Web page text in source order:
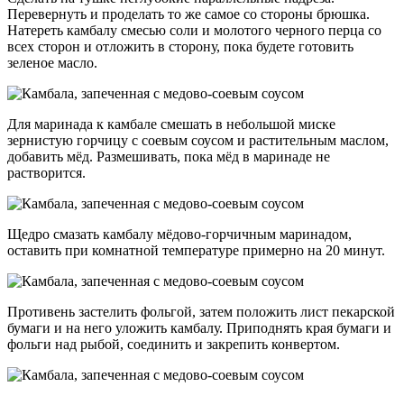
Перевернуть и проделать то же самое со стороны брюшка.
Натереть камбалу смесью соли и молотого черного перца со
всех сторон и отложить в сторону, пока будете готовить
зеленое масло.
Для маринада к камбале смешать в небольшой миске
зернистую горчицу с соевым соусом и растительным маслом,
добавить мёд. Размешивать, пока мёд в маринаде не
растворится.
Щедро смазать камбалу мёдово-горчичным маринадом,
оставить при комнатной температуре примерно на 20 минут.
Противень застелить фольгой, затем положить лист пекарской
бумаги и на него уложить камбалу. Приподнять края бумаги и
фольги над рыбой, соединить и закрепить конвертом.